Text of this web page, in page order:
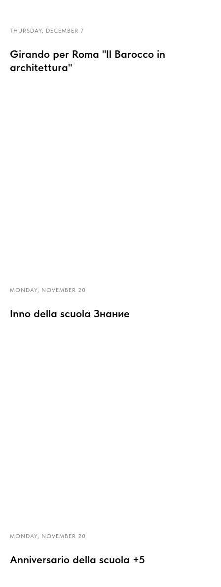
THURSDAY, DECEMBER 7
Girando per Roma "Il Barocco in
architettura"
MONDAY, NOVEMBER 20
Inno della scuola Знание
MONDAY, NOVEMBER 20
Anniversario della scuola +5